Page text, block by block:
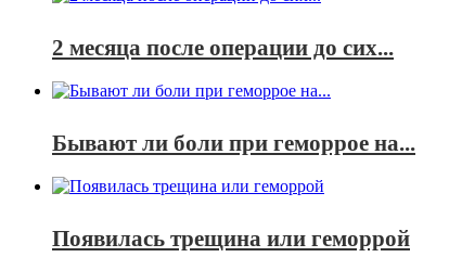
2 месяца после операции до сих...
Бывают ли боли при геморрое на...
Появилась трещина или геморрой